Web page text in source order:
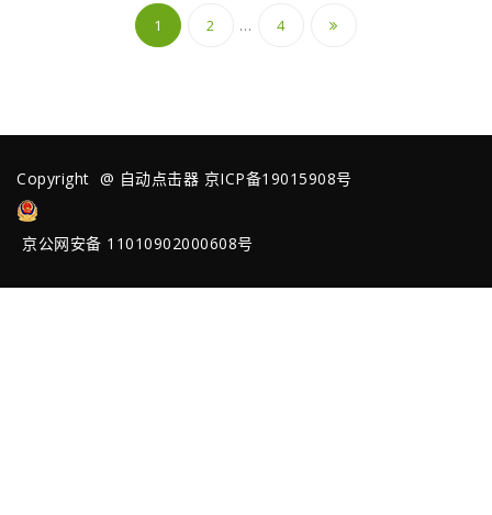
文
航
1 2 … 4
Copyright @ 自动点击器 京ICP备19015908号
京公网安备 11010902000608号